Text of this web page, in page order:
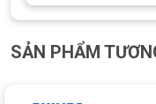
định trong điều kiện
được thiết kế kín khít,
nhập vào bên trong
Sản phẩm cũng đáp
SẢN PHẨM